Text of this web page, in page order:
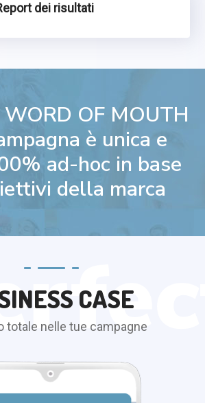
dei risultati
OF MOUTH
è unica e
ad-hoc in base
della marca
CASE
totale nelle tue campagne